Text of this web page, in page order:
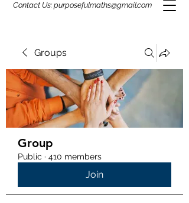
Contact Us: purposefulmaths@gmail.com
Groups
Group
Public · 410 members
Join